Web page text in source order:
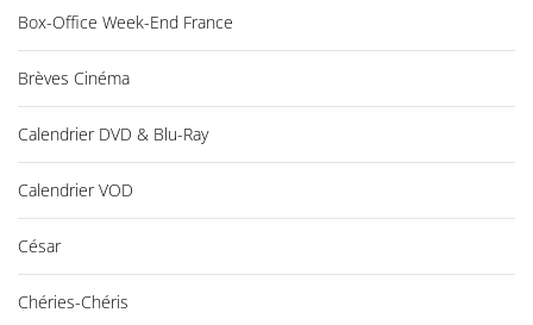
Box-Office Week-End France
Brèves Cinéma
Calendrier DVD & Blu-Ray
Calendrier VOD
César
Chéries-Chéris